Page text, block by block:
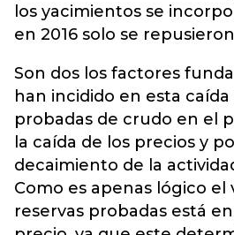
los yacimientos se
en 2016 solo se
Son dos los factores
han incidido en esta caída
probadas de crudo en el
la caída de los precios y
decaimiento de la
Como es apenas lógico el
reservas probadas está